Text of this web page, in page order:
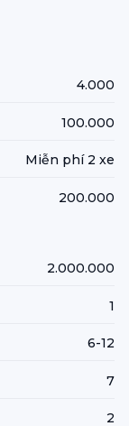
4.000
100.000
Miễn phí 2 xe
200.000
2.000.000
1
6-12
7
2